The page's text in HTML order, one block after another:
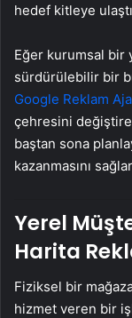
hedef kitleye
Eğer kurumsal bir
sürdürülebilir bir
Google Reklam
çehresini
baştan sona
kazanmasını
Yerel
Harita
Fiziksel bir
hizmet veren bir